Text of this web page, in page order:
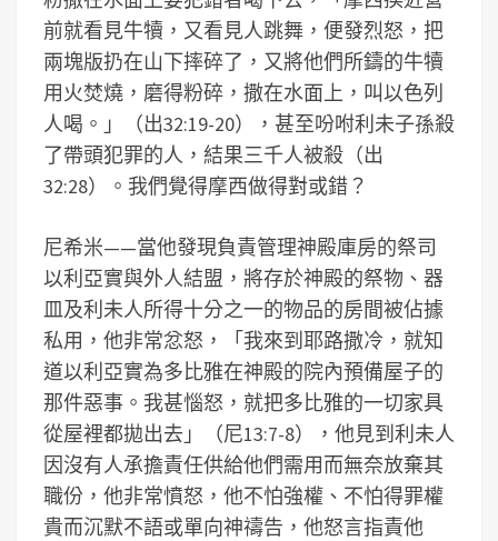
前就看見牛犢，又看見人跳舞，便發烈怒，把
兩塊版扔在山下摔碎了，又將他們所鑄的牛犢
用火焚燒，磨得粉碎，撒在水面上，叫以色列
人喝。」（出32:19-20），甚至吩咐利未子孫殺
了帶頭犯罪的人，結果三千人被殺（出
32:28）。我們覺得摩西做得對或錯？
尼希米——當他發現負責管理神殿庫房的祭司
以利亞實與外人結盟，將存於神殿的祭物、器
皿及利未人所得十分之一的物品的房間被佔據
私用，他非常忿怒，「我來到耶路撒冷，就知
道以利亞實為多比雅在神殿的院內預備屋子的
那件惡事。我甚惱怒，就把多比雅的一切家具
從屋裡都拋出去」（尼13:7-8），他見到利未人
因沒有人承擔責任供給他們需用而無奈放棄其
職份，他非常憤怒，他不怕強權、不怕得罪權
貴而沉默不語或單向神禱告，他怒言指責他